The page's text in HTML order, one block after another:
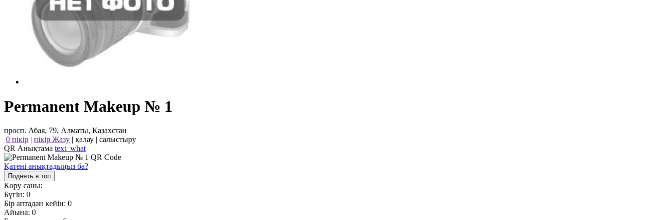
Permanent Makeup № 1
просп. Абая, 79, Алматы, Казахстан
0 пікір | пікір Жазу | қалау | салыстыру
QR Анықтама text_what
Қатені анықтадыңыз ба?
Поднять в топ
Көру саны:
Бүгін: 0
Бір аптадан кейін: 0
Айына: 0